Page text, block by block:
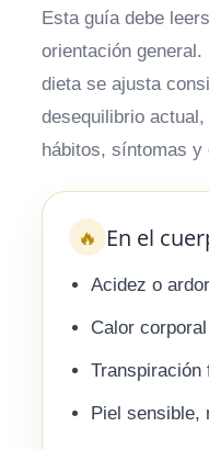
Esta guía debe
orientación
dieta se ajusta
desequilibrio
hábitos, síntomas y
🔥 En el
Acidez o
Calor
Transpiración
Piel sensible,